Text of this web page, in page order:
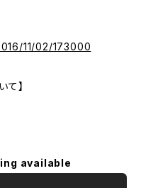
11/02/173000
て】
available